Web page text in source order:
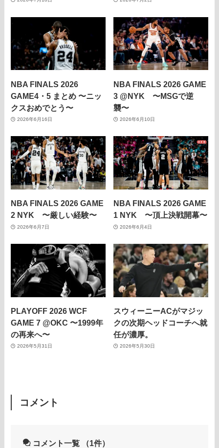
NBA FINALS 2026
GAME4・5 まとめ 〜ニッ
クスおめでとう〜
2026年6月16日
NBA FINALS 2026 GAME
3 @NYK 〜MSGで逆
襲〜
2026年6月10日
NBA FINALS 2026 GAME
2 NYK 〜厳しい経験〜
2026年6月7日
NBA FINALS 2026 GAME
1 NYK 〜頂上決戦開幕〜
2026年6月4日
PLAYOFF 2026 WCF
GAME 7 @OKC 〜1999年
の再来へ〜
2026年5月31日
スウィーニーACがマジッ
クの次期ヘッドコーチへ就
任が濃厚。
2026年5月30日
コメント
コメント一覧 （1件）